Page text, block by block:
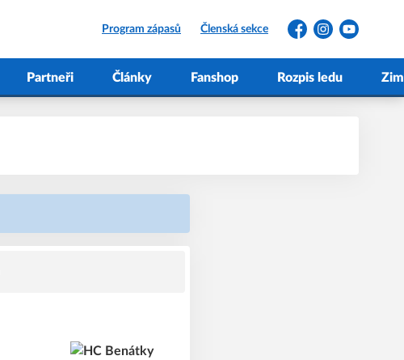
Program zápasů Členská sekce
FacebookInstagramYouTube
Partneři Články Fanshop Rozpis ledu